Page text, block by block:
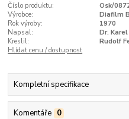
Číslo produktu:
Osk/
Výrobce:
Diafilm
Rok výroby:
1970
Napsal:
Dr.
Kreslil:
Rudolf
Hlídat cenu / dostupnost
Kompletní specifikace
Komentáře 0